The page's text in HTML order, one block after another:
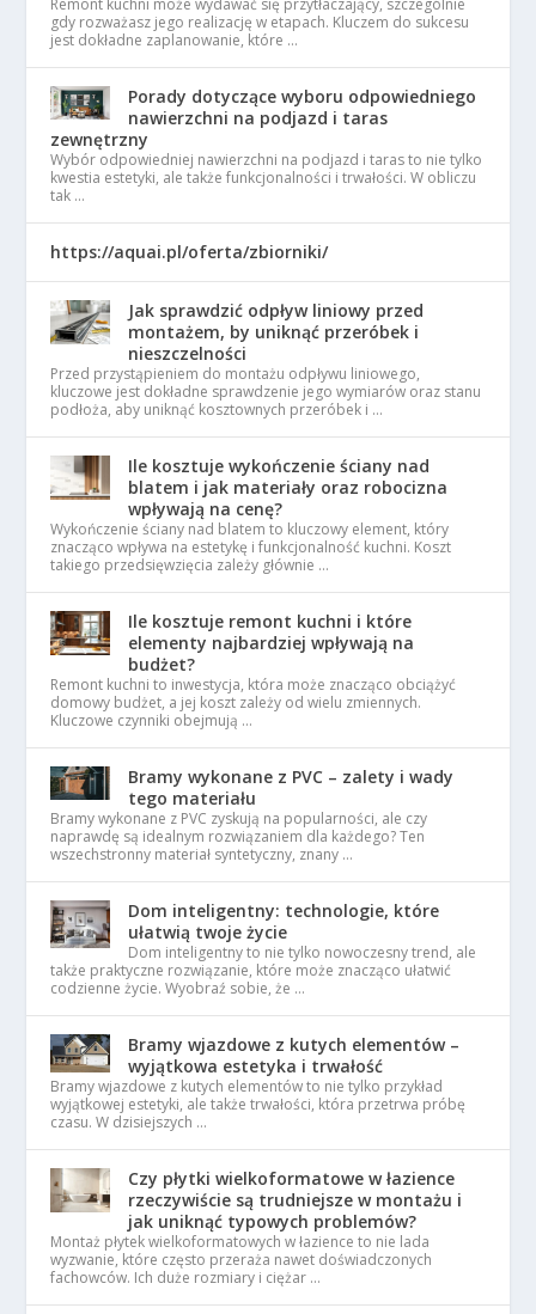
gdy rozważasz jego realizację w etapach. Kluczem do sukcesu
jest dokładne zaplanowanie, które …
Porady dotyczące wyboru odpowiedniego
nawierzchni na podjazd i taras
zewnętrzny
Wybór odpowiedniej nawierzchni na podjazd i taras to nie tylko
kwestia estetyki, ale także funkcjonalności i trwałości. W obliczu
tak …
https://aquai.pl/oferta/zbiorniki/
Jak sprawdzić odpływ liniowy przed
montażem, by uniknąć przeróbek i
nieszczelności
Przed przystąpieniem do montażu odpływu liniowego,
kluczowe jest dokładne sprawdzenie jego wymiarów oraz stanu
podłoża, aby uniknąć kosztownych przeróbek i …
Ile kosztuje wykończenie ściany nad
blatem i jak materiały oraz robocizna
wpływają na cenę?
Wykończenie ściany nad blatem to kluczowy element, który
znacząco wpływa na estetykę i funkcjonalność kuchni. Koszt
takiego przedsięwzięcia zależy głównie …
Ile kosztuje remont kuchni i które
elementy najbardziej wpływają na
budżet?
Remont kuchni to inwestycja, która może znacząco obciążyć
domowy budżet, a jej koszt zależy od wielu zmiennych.
Kluczowe czynniki obejmują …
Bramy wykonane z PVC – zalety i wady
tego materiału
Bramy wykonane z PVC zyskują na popularności, ale czy
naprawdę są idealnym rozwiązaniem dla każdego? Ten
wszechstronny materiał syntetyczny, znany …
Dom inteligentny: technologie, które
ułatwią twoje życie
Dom inteligentny to nie tylko nowoczesny trend, ale
także praktyczne rozwiązanie, które może znacząco ułatwić
codzienne życie. Wyobraź sobie, że …
Bramy wjazdowe z kutych elementów –
wyjątkowa estetyka i trwałość
Bramy wjazdowe z kutych elementów to nie tylko przykład
wyjątkowej estetyki, ale także trwałości, która przetrwa próbę
czasu. W dzisiejszych …
Czy płytki wielkoformatowe w łazience
rzeczywiście są trudniejsze w montażu i
jak uniknąć typowych problemów?
Montaż płytek wielkoformatowych w łazience to nie lada
wyzwanie, które często przeraża nawet doświadczonych
fachowców. Ich duże rozmiary i ciężar …